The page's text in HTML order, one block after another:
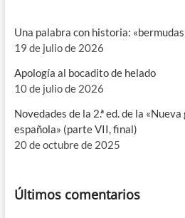
Una palabra con historia:
19 de julio de 2026
Apología al bocadito de helado
10 de julio de 2026
Novedades de la 2.ª ed. de la
española» (parte VII, final)
20 de octubre de 2025
Últimos comentarios